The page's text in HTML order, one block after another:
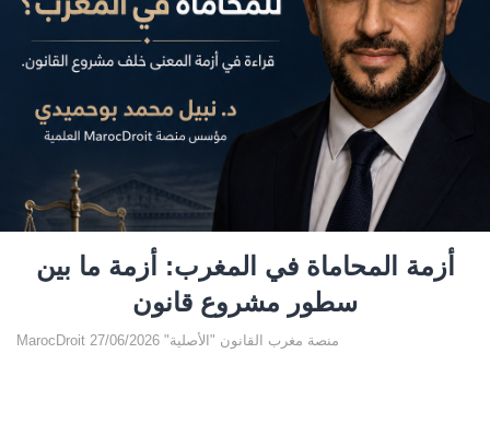
أزمة المحاماة في المغرب: أزمة ما بين
سطور مشروع قانون
MarocDroit منصة مغرب القانون "الأصلية" 27/06/2026